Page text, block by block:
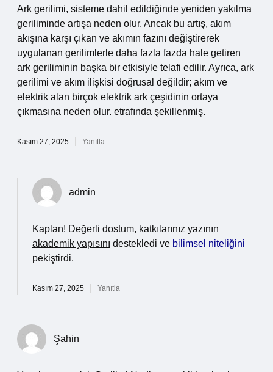
Ark gerilimi, sisteme dahil edildiğinde yeniden yakılma
geriliminde artışa neden olur. Ancak bu artış, akım
akışına karşı çıkan ve akımın fazını değiştirerek
uygulanan gerilimlerle daha fazla fazda hale getiren
ark geriliminin başka bir etkisiyle telafi edilir. Ayrıca, ark
gerilimi ve akım ilişkisi doğrusal değildir; akım ve
elektrik alan birçok elektrik ark çeşidinin ortaya
çıkmasına neden olur. etrafında şekillenmiş.
Kasım 27, 2025 Yanıtla
admin
Kaplan! Değerli dostum, katkılarınız yazının
akademik yapısını destekledi ve bilimsel niteliğini
pekiştirdi.
Kasım 27, 2025 Yanıtla
Şahin